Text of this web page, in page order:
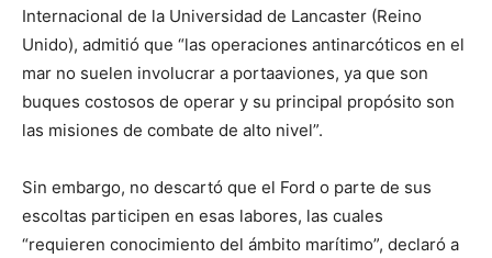
Internacional de la Universidad de Lancaster (Reino
Unido), admitió que “las operaciones antinarcóticos en el
mar no suelen involucrar a portaaviones, ya que son
buques costosos de operar y su principal propósito son
las misiones de combate de alto nivel”.
Sin embargo, no descartó que el Ford o parte de sus
escoltas participen en esas labores, las cuales
“requieren conocimiento del ámbito marítimo”, declaró a